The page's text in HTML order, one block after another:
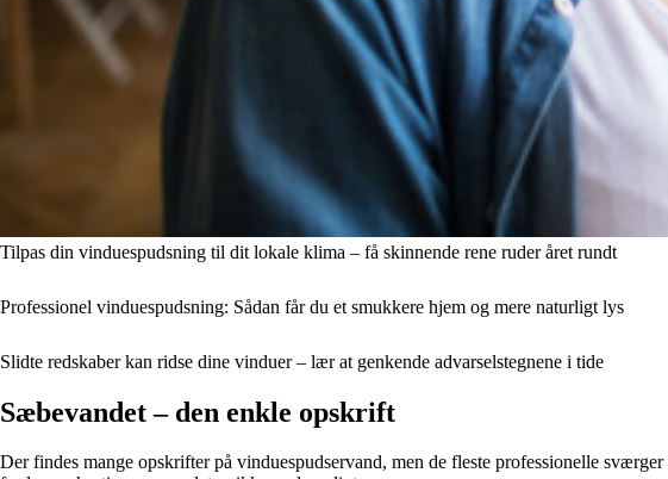
Tilpas din vinduespudsning til dit lokale klima – få skinnende rene ruder året rundt
Professionel vinduespudsning: Sådan får du et smukkere hjem og mere naturligt lys
Slidte redskaber kan ridse dine vinduer – lær at genkende advarselstegnene i tide
Sæbevandet – den enkle opskrift
Der findes mange opskrifter på vinduespudservand, men de fleste professionelle